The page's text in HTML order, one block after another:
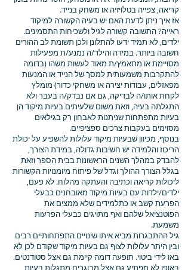
קריאה, צפייה בטלויזיה או משחק בנייד.
אז איך ניתן לדעת האם יש בעיה הקשורה למיקוד
ראייה? התשובה קשורה לגיל ולשכיחות התסמינים.
ילדים, לא תמיד ידעו להתלונן ולכן תשומת לב ההורים
חשובה ביותר. במידה והילד/ה נמנע/ת מפעילות
מסויימת או מתאמץ/ת מאוד לעשות משהו (בדומה
להתקרבות משמעותית למסך של הנייד או המנעות
מפאזלים, עבודות יצירה או משחקי כדור) מומלץ
לקחת אותו/ה לבדיקה, גם אם נבדק/ה בעבר ולא
התגלתה בעיה, וזאת משום שלעיתים בעיות מיקוד הן
בעיות מתפתחות שניתנות לאבחון רק בגילאים
מסוימים בעקבות צרכים ספציפיים.
בנוסף, מכיוון שבעיות מיקוד עלולות להשפיע על יכולת
הריכוז והלמידה יש חשיבות גדולה, במידת הצורך,
להבדק במהלך השנים הראשונות בבית הספר וזאת
בגלל הצורך ההולך וגדל של פיתוח מיומנויות הקשורות
ליכולות קריאה וכתיבה והעתקה מהלוח. לא פעם,
ילדים/ילדות עם בעיות מיקוד מאובחנים כבעלי
הפרעת קשב או כתלמידים שלא ממצים את
הפוטנציאל שלהם ואף מתויגים כבעלי הפרעות
משמעת.
גיל ההתבגרות מביא איתו שינויים התפתחותיים רבים
ובין היתר עלולות לצוף גם בעיות מיקוד שקודם לכן לא
באו לידי ביטוי. תופעה דומה קיימת גם אצל סטודנטים.
באופן לא מפתיע גם אצל מבוגרים מתגלות בעיות